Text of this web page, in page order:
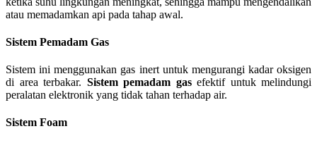
atau memadamkan api pada tahap awal.
Sistem Pemadam Gas
Sistem ini menggunakan gas inert untuk mengurangi kadar oksigen
di area terbakar. Sistem pemadam gasefektif untuk melindungi
peralatan elektronik yang tidak tahan terhadap air.
Sistem Foam